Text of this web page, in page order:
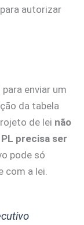
autorizar
enviar um
da tabela
de lei não
precisa ser
pode só
com a lei.